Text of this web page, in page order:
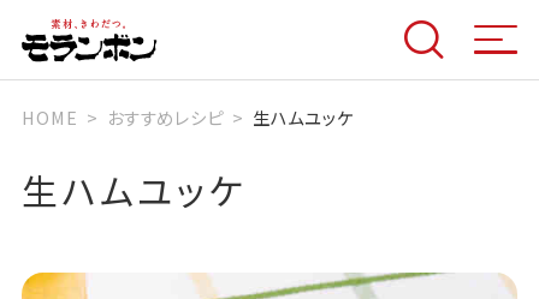
HOME おすすめレシピ 生ハムユッケ
生ハムユッケ